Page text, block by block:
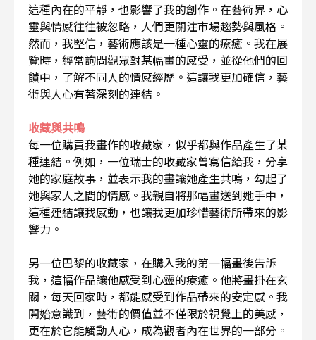
這種內在的平靜，也影響了我的創作。在藝術界，心
靈與情感往往被忽略，人們更關注市場趨勢與風格。
然而，我堅信，藝術應該是一種心靈的療癒。我在展
覽時，經常詢問觀眾對某幅畫的感受，並從他們的回
饋中，了解不同人的情感經歷。這讓我更加確信，藝
術與人心有著深刻的連結。
收藏與共鳴
每一位購買我畫作的收藏家，似乎都與作品產生了某
種連結。例如，一位瑞士的收藏家曾寫信給我，分享
她的家庭故事，並表示我的畫讓她產生共鳴，勾起了
她與家人之間的情感。我親自將那幅畫送到她手中，
這種連結讓我感動，也讓我更加珍惜藝術所帶來的影
響力。
另一位巴黎的收藏家，在購入我的第一幅畫後告訴
我，這幅作品讓他感受到心靈的療癒。他將畫掛在玄
關，每天回家時，都能感受到作品帶來的安定感。我
開始意識到，藝術的價值並不僅限於視覺上的美感，
更在於它能觸動人心，成為觀者內在世界的一部分。